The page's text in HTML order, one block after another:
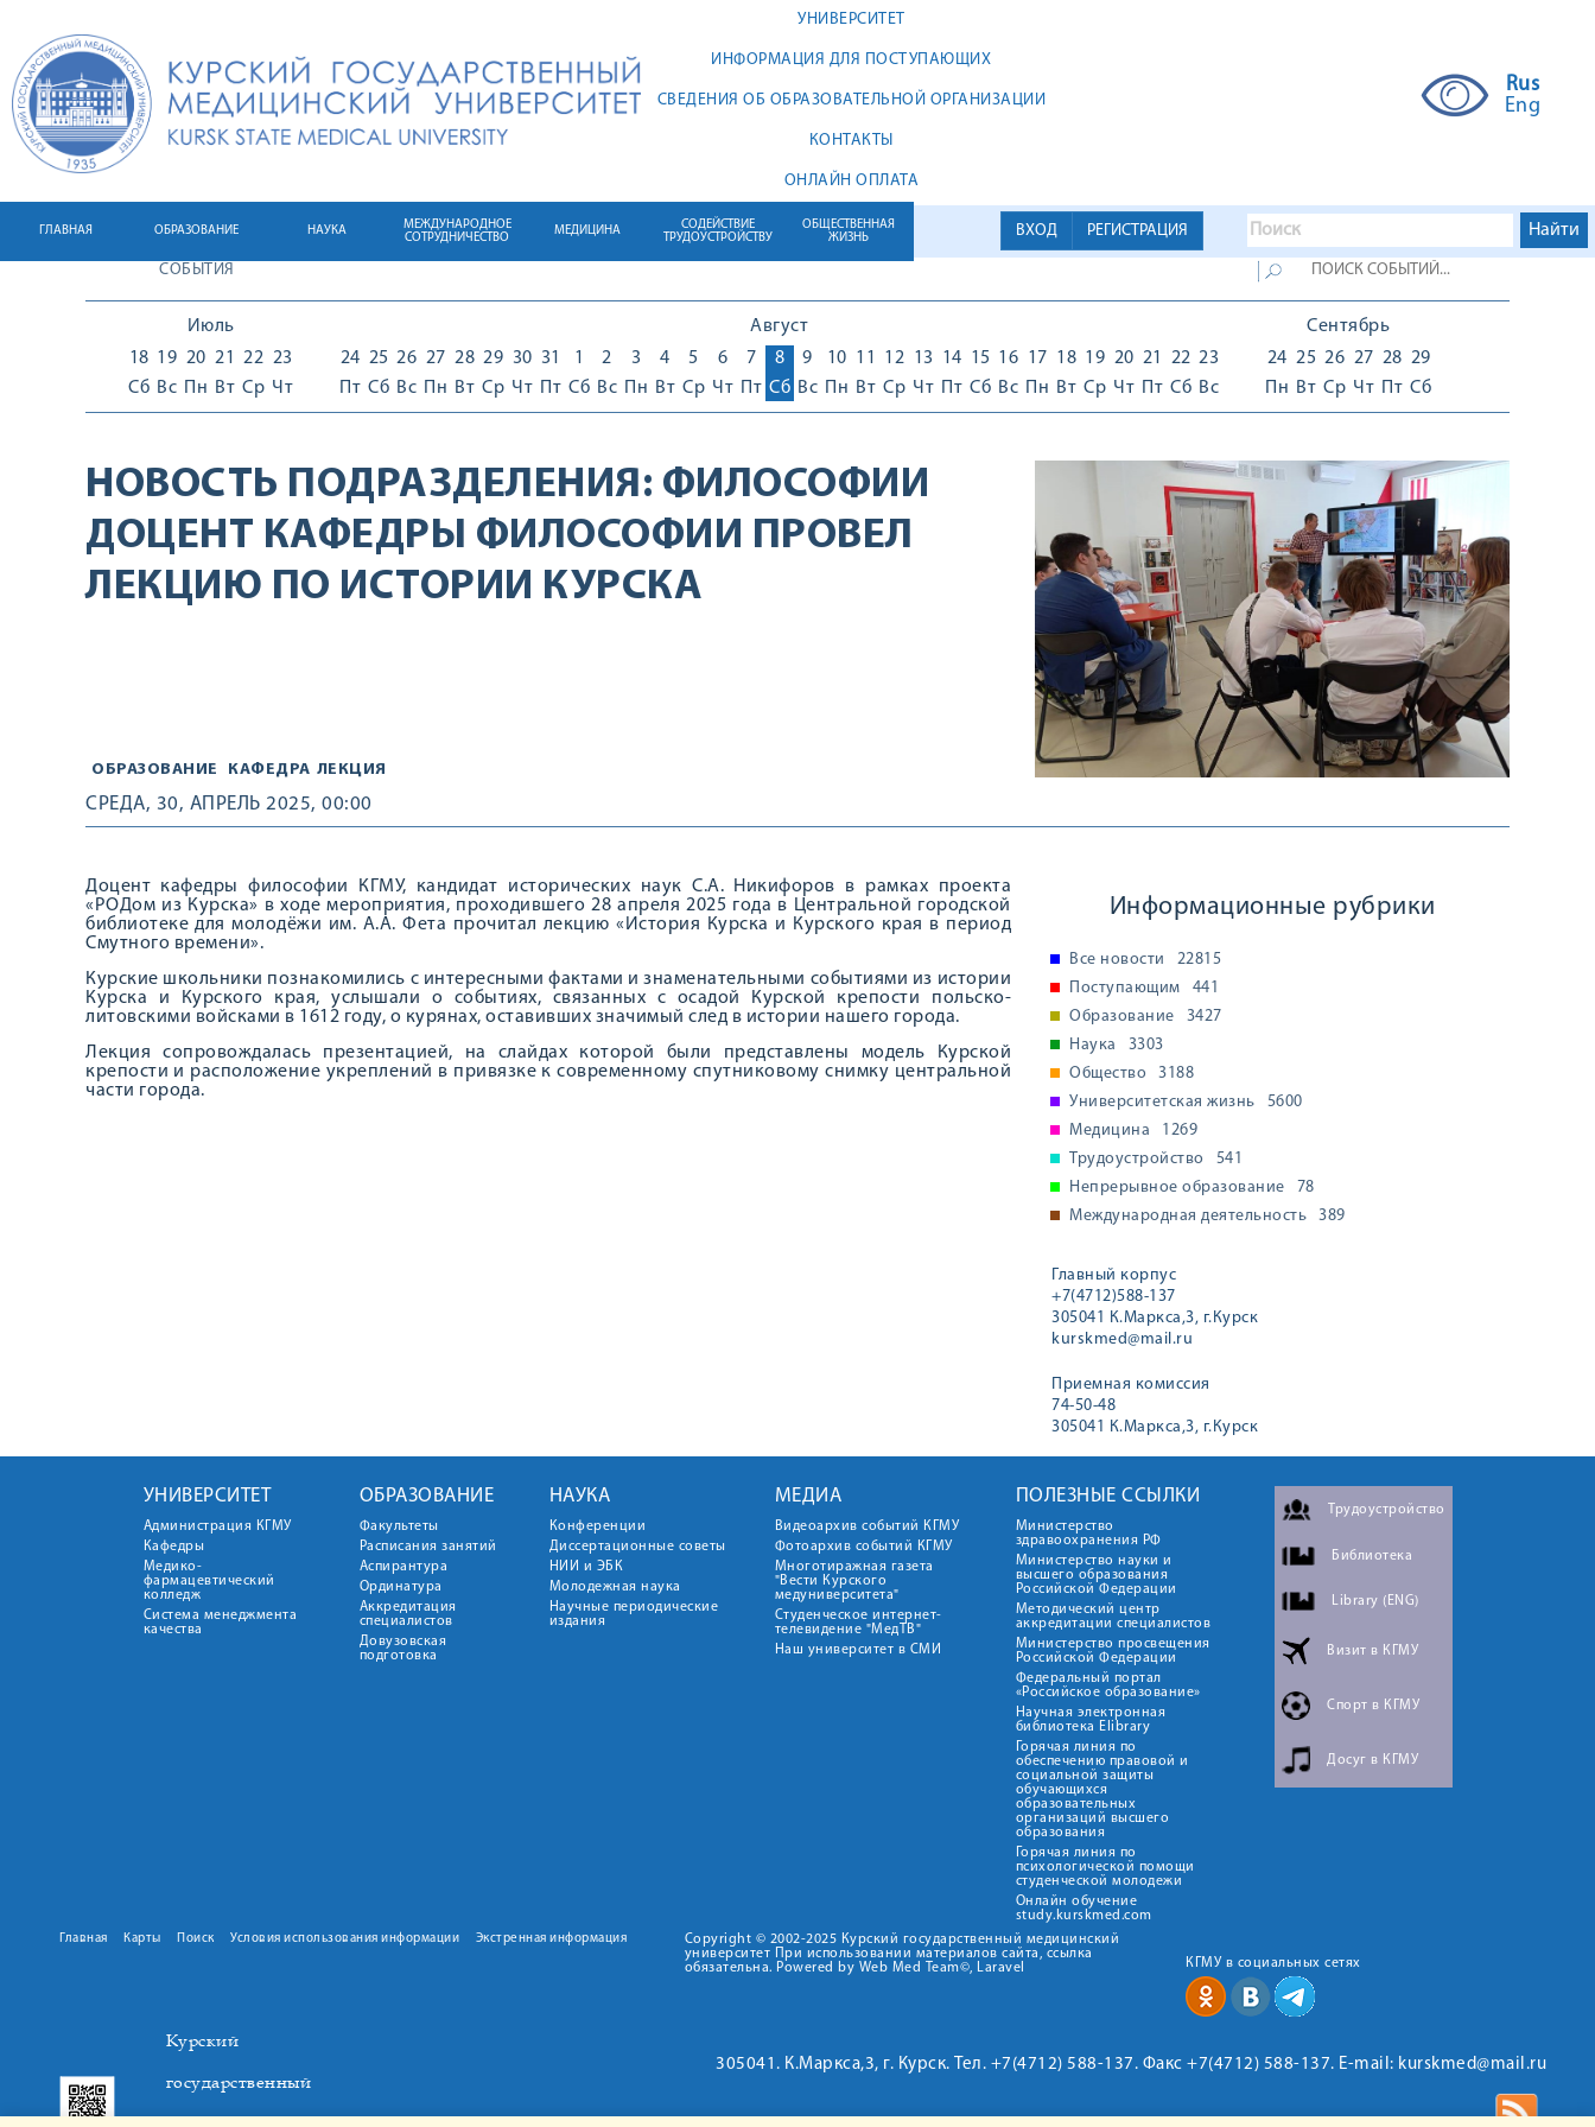
УНИВЕРСИТЕТ
ИНФОРМАЦИЯ ДЛЯ ПОСТУПАЮЩИХ
СВЕДЕНИЯ ОБ ОБРАЗОВАТЕЛЬНОЙ ОРГАНИЗАЦИИ
КОНТАКТЫ
ОНЛАЙН ОПЛАТА
Rus
Eng
ВХОД РЕГИСТРАЦИЯ
ГЛАВНАЯ ОБРАЗОВАНИЕ НАУКА
МЕЖДУНАРОДНОЕ
СОТРУДНИЧЕСТВО
МЕДИЦИНА
СОДЕЙСТВИЕ
ТРУДОУСТРОЙСТВУ
ОБЩЕСТВЕННАЯ
ЖИЗНЬ
СОБЫТИЯ
Июль
18
Сб
19
Вс
20
Пн
21
Вт
22
Ср
23
Чт
Август
24
Пт
25
Сб
26
Вс
27
Пн
28
Вт
29
Ср
30
Чт
31
Пт
1
Сб
2
Вс
3
Пн
4
Вт
5
Ср
6
Чт
7
Пт
8
Сб
9
Вс
10
Пн
11
Вт
12
Ср
13
Чт
14
Пт
15
Сб
16
Вс
17
Пн
18
Вт
19
Ср
20
Чт
21
Пт
22
Сб
23
Вс
Сентябрь
24
Пн
25
Вт
26
Ср
27
Чт
28
Пт
29
Сб
НОВОСТЬ ПОДРАЗДЕЛЕНИЯ: ФИЛОСОФИИ
ДОЦЕНТ КАФЕДРЫ ФИЛОСОФИИ ПРОВЕЛ
ЛЕКЦИЮ ПО ИСТОРИИ КУРСКА
ОБРАЗОВАНИЕ КАФЕДРА ЛЕКЦИЯ
СРЕДА, 30, АПРЕЛЬ 2025, 00:00
Доцент кафедры философии КГМУ, кандидат исторических наук С.А. Никифоров в рамках проекта
«РОДом из Курска» в ходе мероприятия, проходившего 28 апреля 2025 года в Центральной городской
библиотеке для молодёжи им. А.А. Фета прочитал лекцию «История Курска и Курского края в период
Смутного времени».
Курские школьники познакомились с интересными фактами и знаменательными событиями из истории
Курска и Курского края, услышали о событиях, связанных с осадой Курской крепости польско-
литовскими войсками в 1612 году, о курянах, оставивших значимый след в истории нашего города.
Лекция сопровождалась презентацией, на слайдах которой были представлены модель Курской
крепости и расположение укреплений в привязке к современному спутниковому снимку центральной
части города.
Информационные рубрики
Все новости
22815
Поступающим
441
Образование
3427
Наука
3303
Общество
3188
Университетская жизнь
5600
Медицина
1269
Трудоустройство
541
Непрерывное образование
78
Международная деятельность
389
Главный корпус
+7(4712)588-137
305041 К.Маркса,3, г.Курск
kurskmed@mail.ru
Приемная комиссия
74-50-48
305041 К.Маркса,3, г.Курск
УНИВЕРСИТЕТ
Администрация КГМУ
Кафедры
Медико-
фармацевтический
колледж
Система менеджмента
качества
ОБРАЗОВАНИЕ
Факультеты
Расписания занятий
Аспирантура
Ординатура
Аккредитация
специалистов
Довузовская
подготовка
НАУКА
Конференции
Диссертационные советы
НИИ и ЭБК
Молодежная наука
Научные периодические
издания
МЕДИА
Видеоархив событий КГМУ
Фотоархив событий КГМУ
Многотиражная газета
"Вести Курского
медуниверситета"
Студенческое интернет-
телевидение "МедТВ"
Наш университет в СМИ
ПОЛЕЗНЫЕ ССЫЛКИ
Министерство
здравоохранения РФ
Министерство науки и
высшего образования
Российской Федерации
Методический центр
аккредитации специалистов
Министерство просвещения
Российской Федерации
Федеральный портал
«Российское образование»
Научная электронная
библиотека Elibrary
Горячая линия по
обеспечению правовой и
социальной защиты
обучающихся
образовательных
организаций высшего
образования
Горячая линия по
психологической помощи
студенческой молодежи
Онлайн обучение
study.kurskmed.com
Трудоустройство
Библиотека
Library (ENG)
Визит в КГМУ
Спорт в КГМУ
Досуг в КГМУ
Главная Карты Поиск Условия использования информации Экстренная информация
Copyright © 2002-2025 Курский государственный медицинский
университет При использовании материалов сайта, ссылка
обязательна. Powered by Web Med Team©, Laravel
КГМУ в социальных сетях
Курский
государственный
305041. К.Маркса,3, г. Курск. Тел. +7(4712) 588-137. Факс +7(4712) 588-137. E-mail: kurskmed@mail.ru